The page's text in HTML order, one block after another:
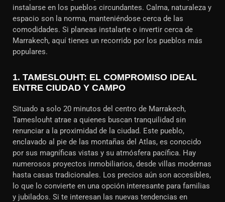
instalarse en los pueblos circundantes. Calma, naturaleza y
espacio son la norma, manteniéndose cerca de las
comodidades. Si planeas instalarte o invertir cerca de
Marrakech, aquí tienes un recorrido por los pueblos más
populares.
1. TAMESLOUHT: EL COMPROMISO IDEAL
ENTRE CIUDAD Y CAMPO
Situado a solo 20 minutos del centro de Marrakech,
Tameslouht atrae a quienes buscan tranquilidad sin
renunciar a la proximidad de la ciudad. Este pueblo,
enclavado al pie de las montañas del Atlas, es conocido
por sus magníficas vistas y su atmósfera pacífica. Hay
numerosos proyectos inmobiliarios, desde villas modernas
hasta casas tradicionales. Los precios aún son accesibles,
lo que lo convierte en una opción interesante para familias
y jubilados. Si te interesan las nuevas tendencias en